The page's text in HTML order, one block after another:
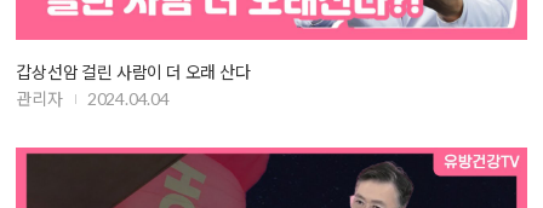
갑상선암 걸린 사람이 더 오래 산다
관리자
2024.04.04